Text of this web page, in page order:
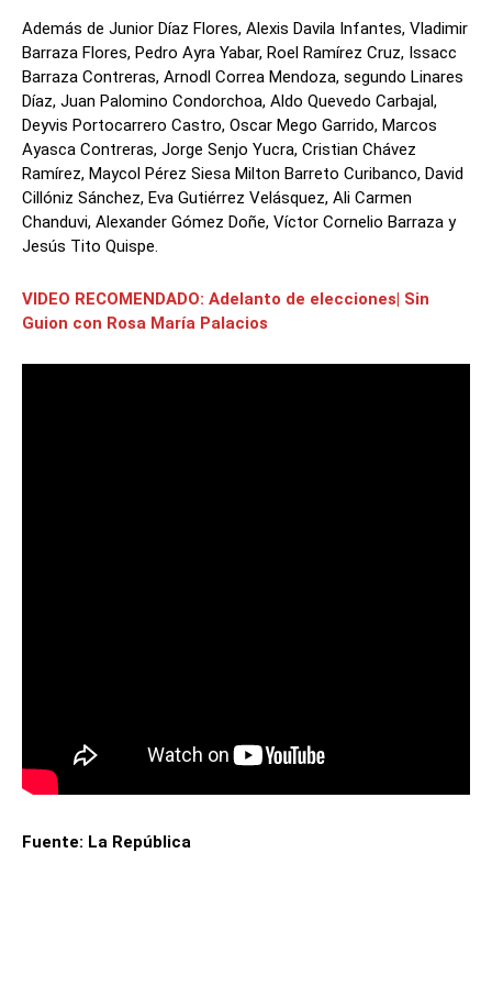
Además de Junior Díaz Flores, Alexis Davila Infantes, Vladimir
Barraza Flores, Pedro Ayra Yabar, Roel Ramírez Cruz, Issacc
Barraza Contreras, Arnodl Correa Mendoza, segundo Linares
Díaz, Juan Palomino Condorchoa, Aldo Quevedo Carbajal,
Deyvis Portocarrero Castro, Oscar Mego Garrido, Marcos
Ayasca Contreras, Jorge Senjo Yucra, Cristian Chávez
Ramírez, Maycol Pérez Siesa Milton Barreto Curibanco, David
Cillóniz Sánchez, Eva Gutiérrez Velásquez, Ali Carmen
Chanduvi, Alexander Gómez Doñe, Víctor Cornelio Barraza y
Jesús Tito Quispe.
VIDEO RECOMENDADO: Adelanto de elecciones| Sin
Guion con Rosa María Palacios
Fuente: La República